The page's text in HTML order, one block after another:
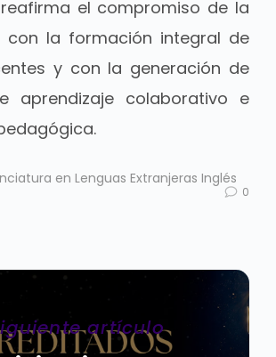
el compromiso de la
con la formación integral de
y con la generación de
aprendizaje colaborativo e
en Lenguas Extranjeras Inglés
0
artículo